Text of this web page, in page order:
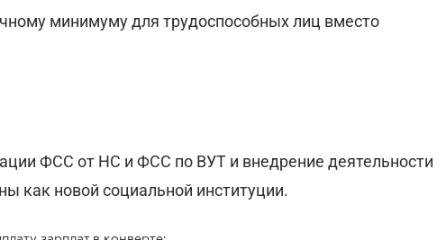
минимуму для трудоспособных лиц вместо
ФСС от НС и ФСС по ВУТ и внедрение деятельности
как новой социальной институции.